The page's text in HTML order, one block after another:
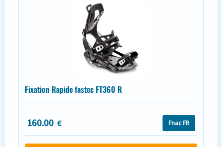
Fixation Rapide fastec FT360 R
160.00 € Fnac FR